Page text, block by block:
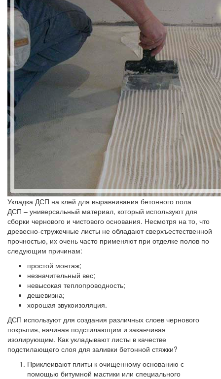
Укладка ДСП на клей для выравнивания бетонного пола
ДСП – универсальный материал, который используют для
сборки чернового и чистового основания. Несмотря на то, что
древесно-стружечные листы не обладают сверхъестественной
прочностью, их очень часто применяют при отделке полов по
следующим причинам:
простой монтаж;
незначительный вес;
невысокая теплопроводность;
дешевизна;
хорошая звукоизоляция.
ДСП используют для создания различных слоев чернового
покрытия, начиная подстилающим и заканчивая
изолирующим. Как укладывают листы в качестве
подстилающего слоя для заливки бетонной стяжки?
Приклеивают плиты к очищенному основанию с
помощью битумной мастики или специального